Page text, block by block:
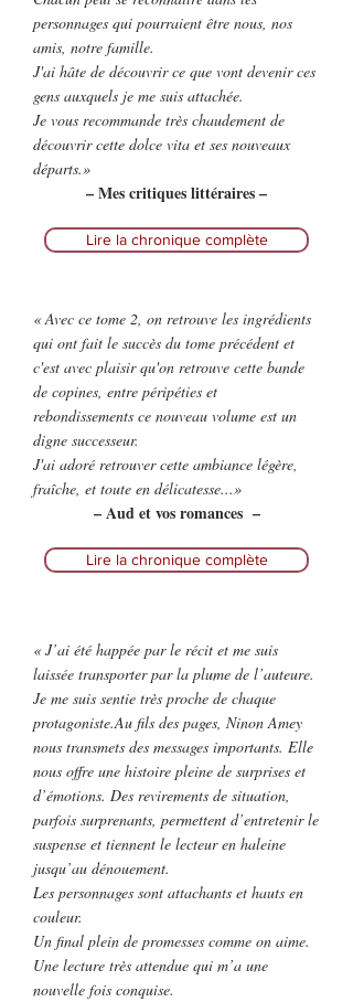
personnages qui pourraient être nous, nos
amis, notre famille.
J'ai hâte de découvrir ce que vont devenir ces
gens auxquels je me suis attachée.
Je vous recommande très chaudement de
découvrir cette dolce vita et ses nouveaux
départs.»
– Mes critiques littéraires –
Lire la chronique complète
« Avec ce tome 2, on retrouve les ingrédients
qui ont fait le succès du tome précédent et
c'est avec plaisir qu'on retrouve cette bande
de copines, entre péripéties et
rebondissements ce nouveau volume est un
digne successeur.
J'ai adoré retrouver cette ambiance légère,
fraîche, et toute en délicatesse...»
– Aud et vos romances –
Lire la chronique complète
« J’ai été happée par le récit et me suis
laissée transporter par la plume de l’auteure.
Je me suis sentie très proche de chaque
protagoniste.Au fils des pages, Ninon Amey
nous transmets des messages importants. Elle
nous offre une histoire pleine de surprises et
d’émotions. Des revirements de situation,
parfois surprenants, permettent d’entretenir le
suspense et tiennent le lecteur en haleine
jusqu’au dénouement.
Les personnages sont attachants et hauts en
couleur.
Un final plein de promesses comme on aime.
Une lecture très attendue qui m’a une
nouvelle fois conquise.